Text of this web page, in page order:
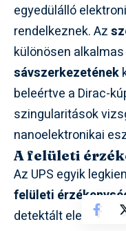
egyedülálló
rendelkeznek. Az
különösen
sávszerkezetének
beleértve a Dirac-
szingularitások
nanoelektronikai
A felületi
Az UPS egyik
felületi
detektált